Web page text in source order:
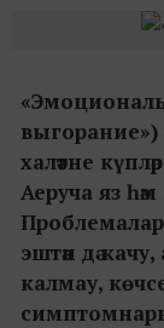
халәтне
Аеруча яз һәм
эштән дә
калмау,